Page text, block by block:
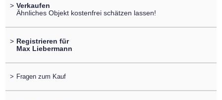
> Verkaufen
Ähnliches Objekt kostenfrei schätzen lassen!
> Registrieren für
Max Liebermann
> Fragen zum Kauf